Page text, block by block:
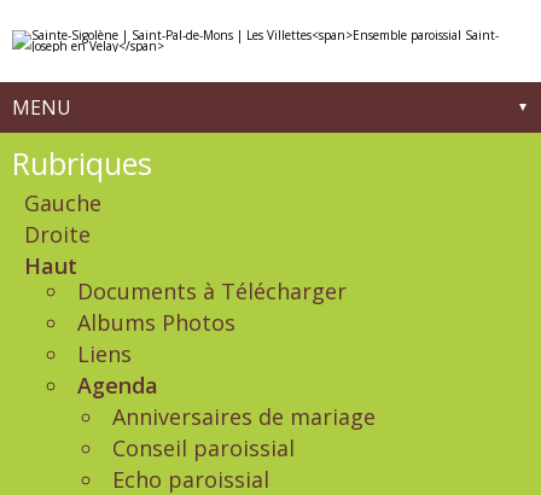
contenu.
la
MENU
Navigation
Rubriques
Gauche
Droite
Haut
Documents à Télécharger
Albums Photos
Liens
Agenda
Anniversaires de mariage
Conseil paroissial
Echo paroissial